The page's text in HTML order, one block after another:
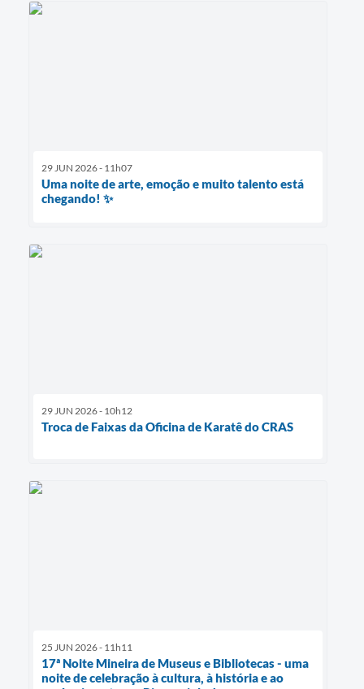
29 JUN 2026 - 11h07
Uma noite de arte, emoção e muito talento está
chegando! ✨
29 JUN 2026 - 10h12
Troca de Faixas da Oficina de Karatê do CRAS
25 JUN 2026 - 11h11
17ª Noite Mineira de Museus e Bibliotecas - uma
noite de celebração à cultura, à história e ao